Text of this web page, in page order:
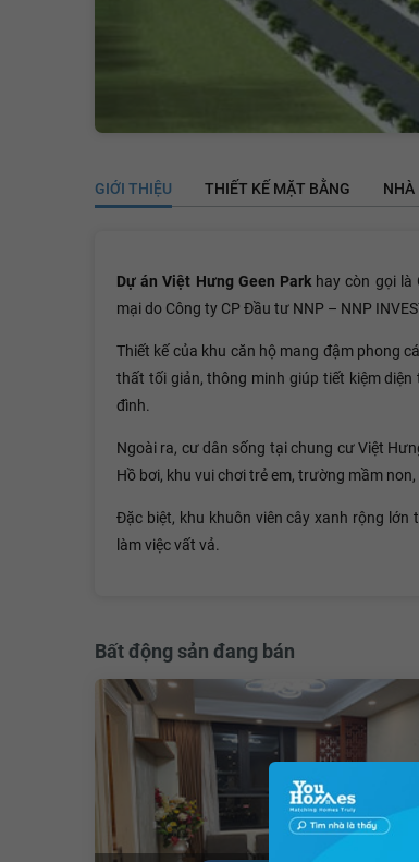
GIỚI THIỆU THIẾT KẾ MẶT BẰNG NHÀ
Dự án Việt Hưng Geen Park hay còn gọi là
mại do Công ty CP Đầu tư NNP – NNP
Thiết kế của khu căn hộ mang đậm phong
thất tối giản, thông minh giúp tiết kiệm
đình.
Ngoài ra, cư dân sống tại chung cư Việt
Hồ bơi, khu vui chơi trẻ em, trường mầm
Đặc biệt, khu khuôn viên cây xanh rộng
làm việc vất vả.
Bất động sản đang bán